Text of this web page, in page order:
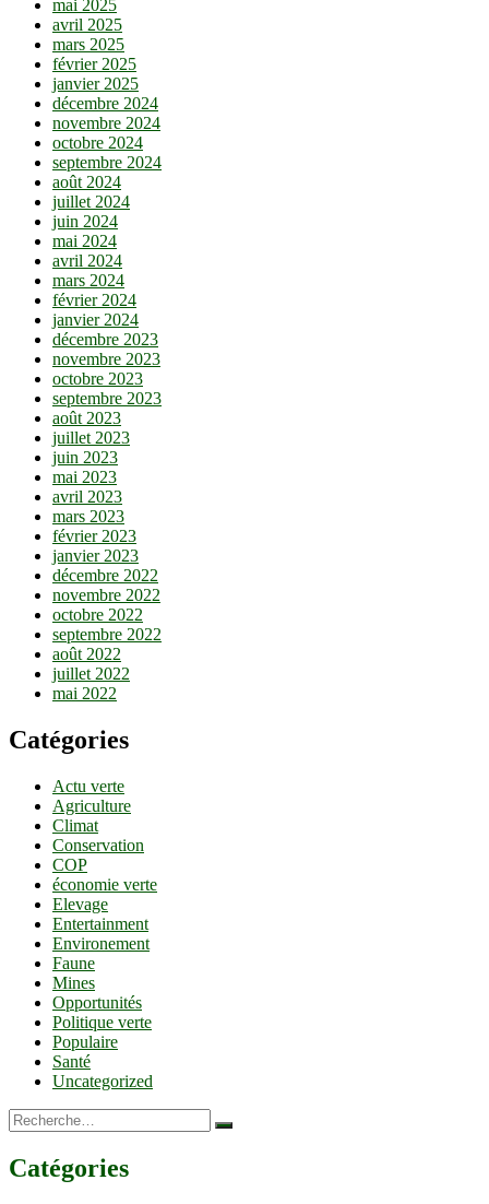
mai 2025
avril 2025
mars 2025
février 2025
janvier 2025
décembre 2024
novembre 2024
octobre 2024
septembre 2024
août 2024
juillet 2024
juin 2024
mai 2024
avril 2024
mars 2024
février 2024
janvier 2024
décembre 2023
novembre 2023
octobre 2023
septembre 2023
août 2023
juillet 2023
juin 2023
mai 2023
avril 2023
mars 2023
février 2023
janvier 2023
décembre 2022
novembre 2022
octobre 2022
septembre 2022
août 2022
juillet 2022
mai 2022
Catégories
Actu verte
Agriculture
Climat
Conservation
COP
économie verte
Elevage
Entertainment
Environement
Faune
Mines
Opportunités
Politique verte
Populaire
Santé
Uncategorized
Recherche…
Catégories